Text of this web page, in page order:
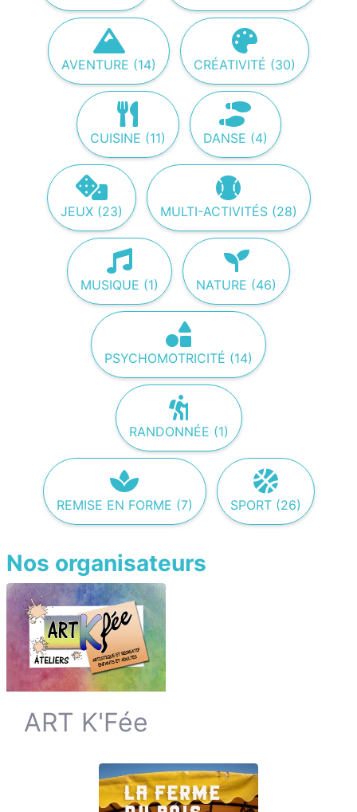
AVENTURE (14) CRÉATIVITÉ (30)
CUISINE (11) DANSE (4)
JEUX (23) MULTI-ACTIVITÉS (28)
MUSIQUE (1) NATURE (46)
PSYCHOMOTRICITÉ (14)
RANDONNÉE (1)
REMISE EN FORME (7) SPORT (26)
Nos organisateurs
ART K'Fée